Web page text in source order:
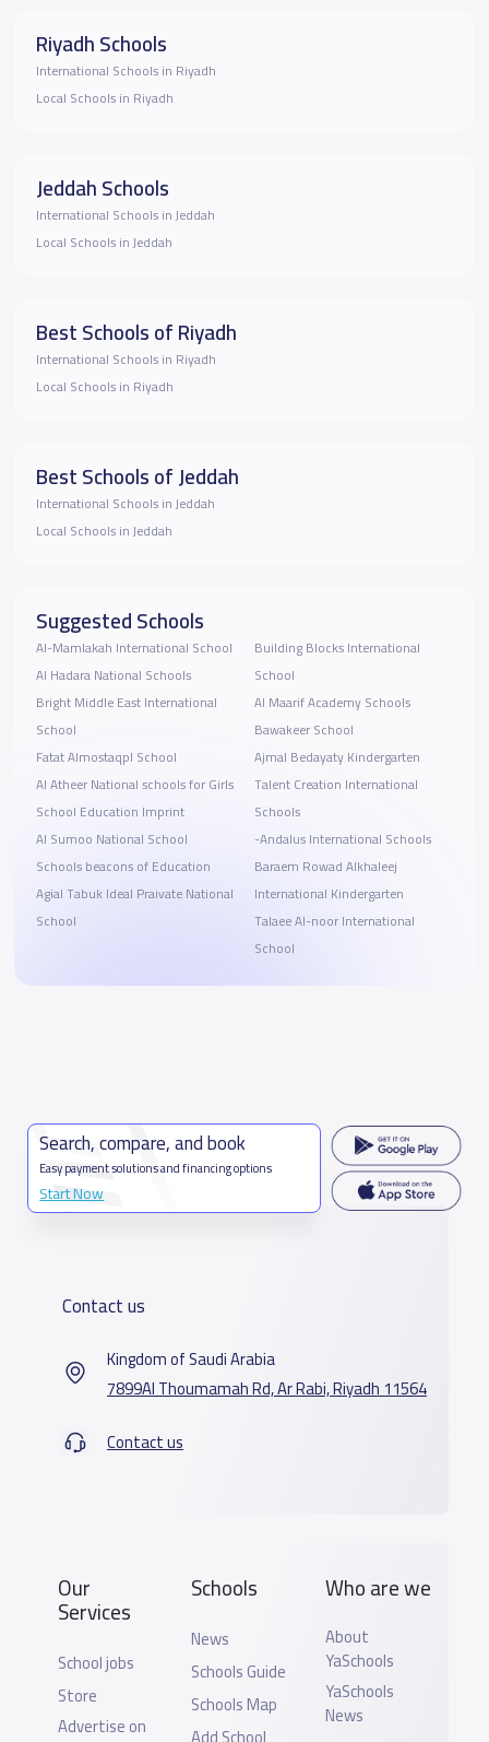
Riyadh Schools
International Schools in Riyadh
Local Schools in Riyadh
Jeddah Schools
International Schools in Jeddah
Local Schools in Jeddah
Best Schools of Riyadh
International Schools in Riyadh
Local Schools in Riyadh
Best Schools of Jeddah
International Schools in Jeddah
Local Schools in Jeddah
Suggested Schools
Al-Mamlakah International School
Al Hadara National Schools
Bright Middle East International
School
Fatat Almostaqpl School
Al Atheer National schools for Girls
School Education Imprint
Al Sumoo National School
Schools beacons of Education
Agial Tabuk Ideal Praivate National
School
Building Blocks International
School
Al Maarif Academy Schools
Bawakeer School
Ajmal Bedayaty Kindergarten
Talent Creation International
Schools
-Andalus International Schools
Baraem Rowad Alkhaleej
International Kindergarten
Talaee Al-noor International
School
Search, compare, and book
Easy payment solutions and financing options
Start Now
Contact us
Kingdom of Saudi Arabia
7899Al Thoumamah Rd, Ar Rabi, Riyadh 11564
Contact us
Our
Services
School jobs
Store
Advertise on
Schools
News
Schools Guide
Schools Map
Who are we
About
YaSchools
YaSchools
News